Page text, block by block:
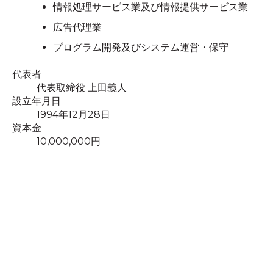
情報処理サービス業及び情報提供サービス業
広告代理業
プログラム開発及びシステム運営・保守
代表者
代表取締役 上田義人
設立年月日
1994年12月28日
資本金
10,000,000円